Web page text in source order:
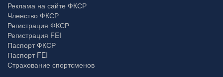
Реклама на сайте ФКСР
Членство ФКСР
Регистрация ФКСР
Регистрация FEI
Паспорт ФКСР
Паспорт FEI
Страхование спортсменов